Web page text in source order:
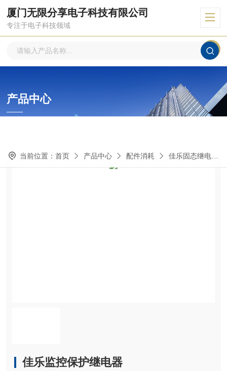
厦门无限分享电子科技有限公司
专注于电子科技领域
产品中心
当前位置： 首页 产品中心 配件消耗 佳乐固态继电器
佳乐监控保护继电器